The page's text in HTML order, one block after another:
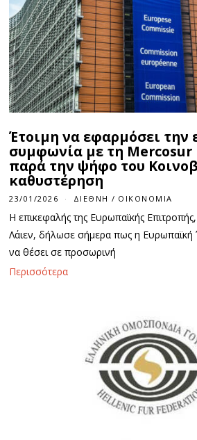
Έτοιμη να εφαρμόσει την
συμφωνία με τη Mercosur
παρά την ψήφο του
καθυστέρηση
23/01/2026 ΔΙΕΘΝΉ / ΟΙΚΟΝΟΜΊΑ
Η επικεφαλής της Ευρωπαϊκής
Λάιεν, δήλωσε σήμερα πως η Ευρωπαϊκή
να θέσει σε προσωρινή
Περισσότερα